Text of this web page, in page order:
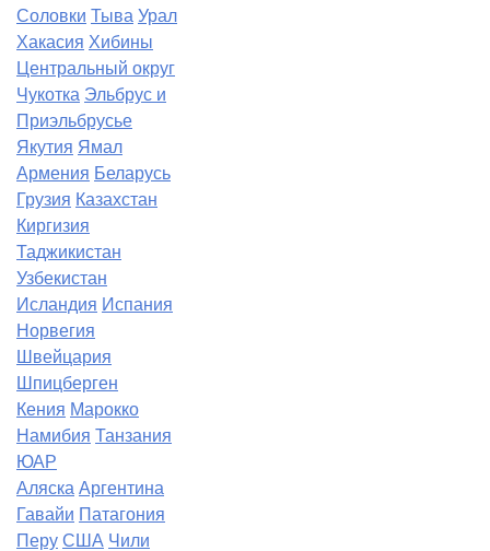
Соловки Тыва Урал
Хакасия Хибины
Центральный округ
Чукотка Эльбрус и
Приэльбрусье
Якутия Ямал
Армения Беларусь
Грузия Казахстан
Киргизия
Таджикистан
Узбекистан
Исландия Испания
Норвегия
Швейцария
Шпицберген
Кения Марокко
Намибия Танзания
ЮАР
Аляска Аргентина
Гавайи Патагония
Перу США Чили